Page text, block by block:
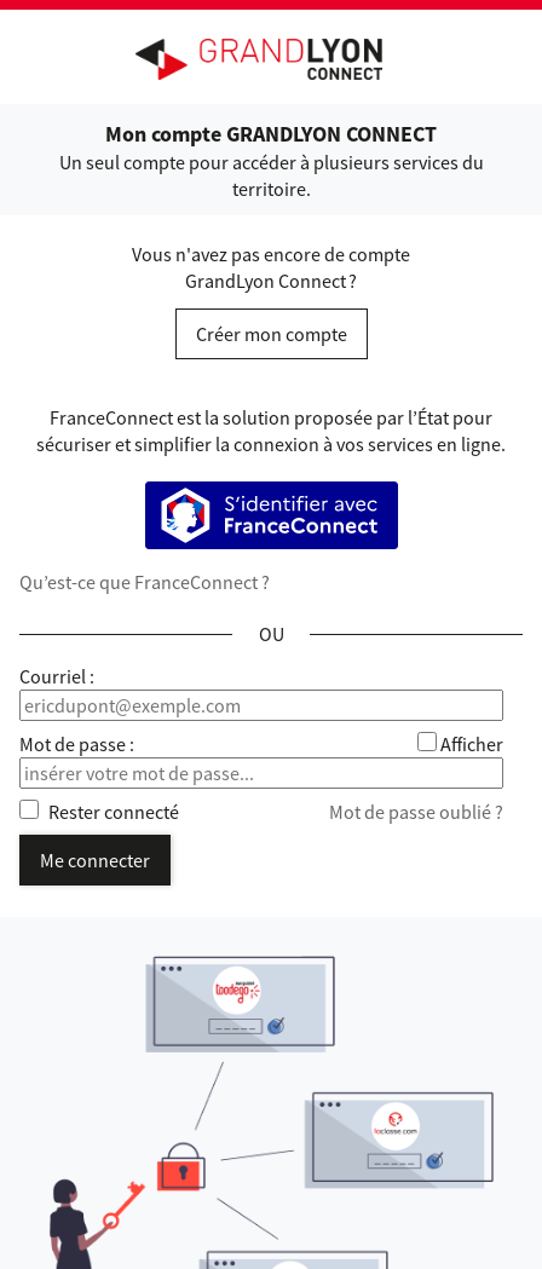
Mon compte GRANDLYON CONNECT
Un seul compte pour accéder à plusieurs services du
territoire.
Vous n'avez pas encore de compte
GrandLyon Connect ?
Créer mon compte
FranceConnect est la solution proposée par l’État pour
sécuriser et simplifier la connexion à vos services en ligne.
S’identifier avec FranceConnect
Qu’est-ce que FranceConnect ?
Courriel :
Mot de passe : Afficher
Rester connecté
Mot de passe oublié ?
Me connecter